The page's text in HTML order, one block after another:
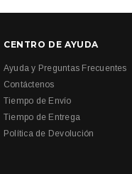
CENTRO DE AYUDA
Ayuda y Preguntas Frecuentes
Contáctenos
Tiempo de Envío
Tiempo de Entrega
Política de Devolución